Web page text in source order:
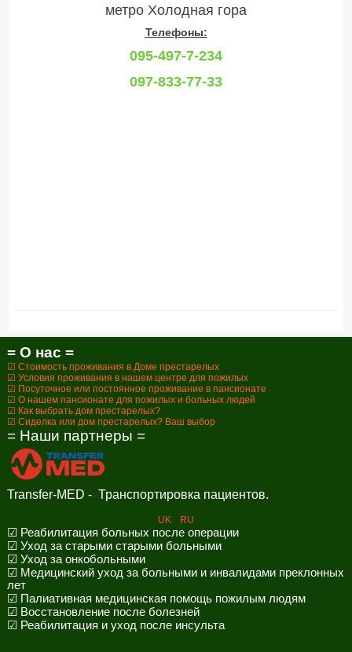
метро Холодная гора
Телефоны:
095-497-7-234
097-833-77-33
= О нас =
☑ Стоимость проживания в Доме престарелых
☑ Условия проживания в нашем центре для пожилых
☑ Посуточное или постоянное проживание в пансионате
☑ О нашем пансионате для пожилых и больных людей
☑ Как выбрать дом престарелых?
☑ Сиделка или дом престарелых? Ваш выбор
= Наши партнеры =
Transfer-MED - Транспортировка пациентов.
UK RU
☑ Реабилитация больных после операции
☑ Уход за старыми старыми больными
☑ Уход за онкобольными
☑ Медицинский уход за больными и инвалидами преклонных
лет
☑ Палиативная медицинская помощь пожилым людям
☑ Восстановление после болезней
☑ Реабилитация и уход после инсульта